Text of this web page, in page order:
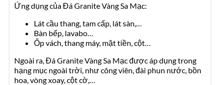
Ứng dụng của Đá Granite Vàng Sa Mạc:
Lát cầu thang, tam cấp, lát sàn,…
Bàn bếp, lavabo…
Ốp vách, thang máy, mặt tiền, cột…
Ngoài ra, Đá Granite Vàng Sa Mạc được áp dụng trong
hạng mục ngoài trời, như công viên, đài phun nước, bồn
hoa, vòng xoay, cột cờ,…